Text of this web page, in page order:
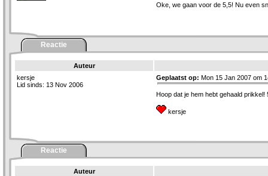
Oke, we gaan voor de 5,5! Nu even
Reactie
Auteur
kersje
Lid sinds: 13 Nov 2006
Geplaatst op: Mon 15 Jan 2007 om
Hoop dat je hem hebt gehaald
kersje
Reactie
Auteur